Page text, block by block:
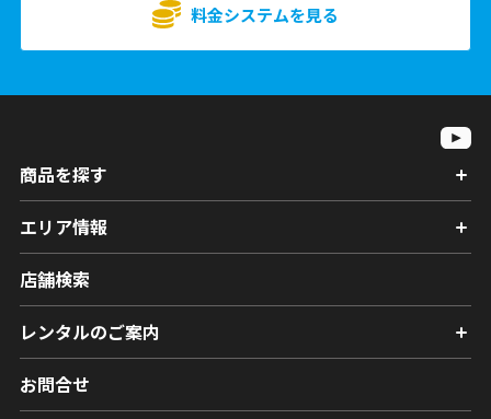
料金システムを見る
商品を探す
エリア情報
店舗検索
レンタルのご案内
お問合せ